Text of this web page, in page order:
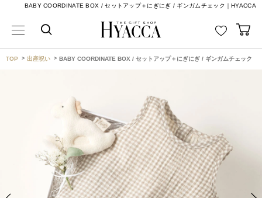
BABY COORDINATE BOX / セットアップ＋にぎにぎ / ギンガムチェック｜HYACCA
TOP 出産祝い BABY COORDINATE BOX / セットアップ＋にぎにぎ / ギンガムチェック